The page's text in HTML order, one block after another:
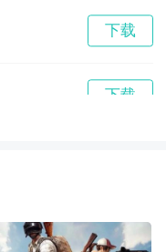
装备提升，可以增强
要玩家运用策略和智
下载
下载
下载